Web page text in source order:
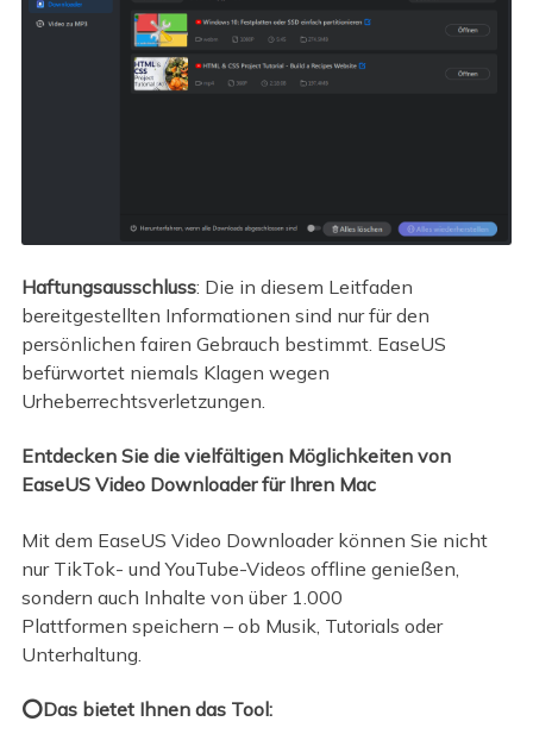
Haftungsausschluss: Die in diesem Leitfaden
bereitgestellten Informationen sind nur für den
persönlichen fairen Gebrauch bestimmt. EaseUS
befürwortet niemals Klagen wegen
Urheberrechtsverletzungen.
Entdecken Sie die vielfältigen Möglichkeiten von
EaseUS Video Downloader für Ihren Mac
Mit dem EaseUS Video Downloader können Sie nicht
nur TikTok- und YouTube-Videos offline genießen,
sondern auch Inhalte von über 1.000
Plattformen speichern – ob Musik, Tutorials oder
Unterhaltung.
⭕Das bietet Ihnen das Tool: